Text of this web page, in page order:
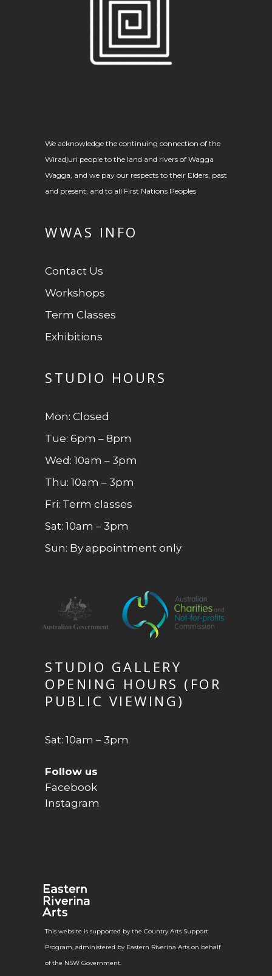
We acknowledge the continuing connection of the
Wiradjuri people to the land and rivers of Wagga
Wagga, and we pay our respects to their Elders, past
and present, and to all First Nations Peoples
WWAS INFO
Contact Us
Workshops
Term Classes
Exhibitions
STUDIO HOURS
Mon: Closed
Tue: 6pm – 8pm
Wed: 10am – 3pm
Thu: 10am – 3pm
Fri: Term classes
Sat: 10am – 3pm
Sun: By appointment only
STUDIO GALLERY
OPENING HOURS (FOR
PUBLIC VIEWING)
Sat: 10am – 3pm
Follow us
Facebook
Instagram
This website is supported by the Country Arts Support
Program, administered by Eastern Riverina Arts on behalf
of the NSW Government.